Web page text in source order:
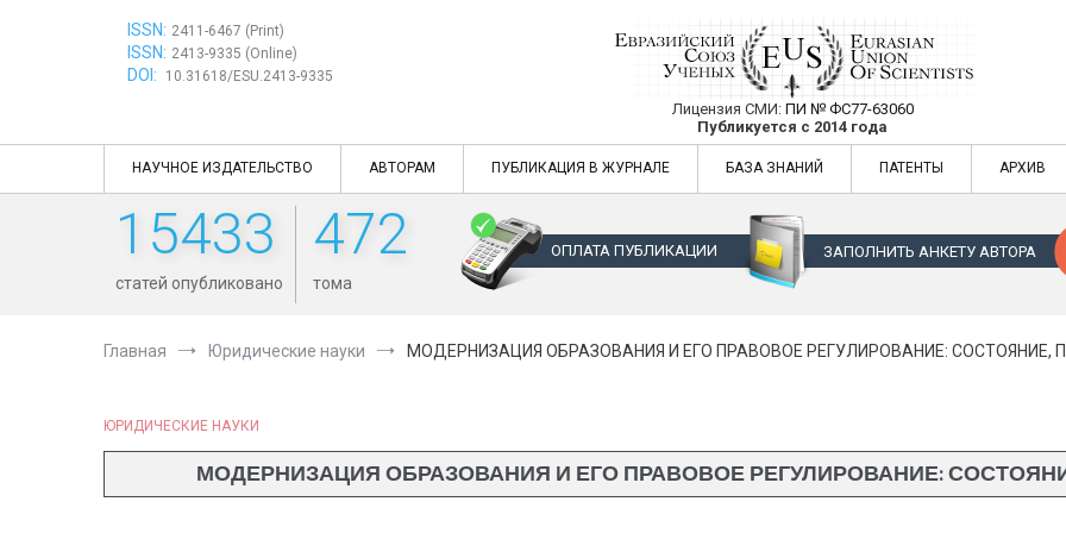
ISSN: 2411-6467 (Print)
ISSN: 2413-9335 (Online)
DOI: 10.31618/ESU.2413-9335
Евразийский Союз Ученых —
Лицензия СМИ: ПИ № ФС77-63060
Публикуется с 2014 года
Евразийский Союз Ученых — публикация научных статей в
НАУЧНОЕ ИЗДАТЕЛЬСТВО АВТОРАМ ПУБЛИКАЦИЯ В ЖУРНАЛЕ БАЗА ЗНАНИЙ ПАТЕНТЫ АРХИВ
15433
статей опубликовано
472
тома
ОПЛАТА ПУБЛИКАЦИИ ЗАПОЛНИТЬ АНКЕТУ АВТОРА
Главная Юридические науки МОДЕРНИЗАЦИЯ ОБРАЗОВАНИЯ И ЕГО ПРАВОВОЕ РЕГУЛИРОВАНИЕ: СОСТОЯНИЕ,
ЮРИДИЧЕСКИЕ НАУКИ
МОДЕРНИЗАЦИЯ ОБРАЗОВАНИЯ И ЕГО ПРАВОВОЕ РЕГУЛИРОВАНИЕ: